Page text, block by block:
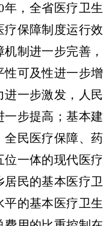
年，全省医疗卫生
疗保障制度运行效
制进一步完善，
可及性进一步增
一步激发，人民
一步提高；基本建
全民医疗保障、药
位一体的现代医疗
民的基本医疗卫
的基本医疗卫生